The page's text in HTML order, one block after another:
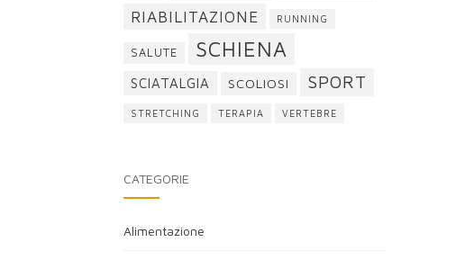
RIABILITAZIONE RUNNING
SALUTE SCHIENA
SCIATALGIA SCOLIOSI SPORT
STRETCHING TERAPIA VERTEBRE
CATEGORIE
Alimentazione